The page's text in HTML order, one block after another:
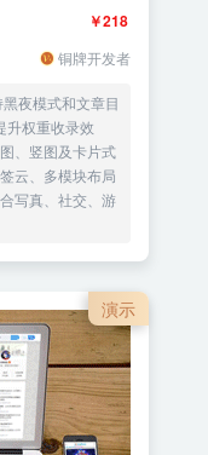
￥218
铜牌开发者
夜模式和文章目
升权重收录效
、竖图及卡片式
云、多模块布局
写真、社交、游
演示